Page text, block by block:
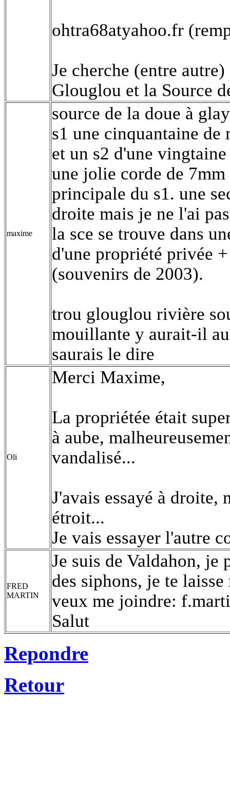
ohtra68atyahoo.fr
Je cherche (entre
Glouglou et la Source
maxime
source de la doue à glay
s1 une cinquantaine de
et un s2 d'une
une jolie corde de
principale du s1. une
droite mais je ne l'ai
la sce se trouve dans
d'une propriété privée
(souvenirs de 2003).
trou glouglou rivière
mouillante y aurait-il
saurais le dire
Oli
Merci Maxime,
La propriétée était
à aube,
vandalisé...
J'avais essayé à droite,
étroit...
Je vais essayer l'autre
FRED
MARTIN
Je suis de Valdahon, je
des siphons, je te
veux me joindre:
Salut
Repondre
Retour